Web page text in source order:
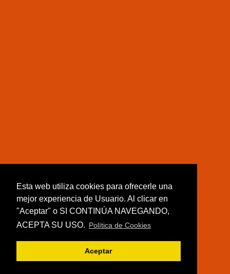
Esta web utiliza cookies para ofrecerle una
mejor experiencia de Usuario. Al clicar en
"Aceptar" o SI CONTINÚA NAVEGANDO,
ACEPTA SU USO. Política de Cookies
Aceptar